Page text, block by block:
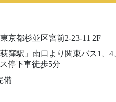
京都杉並区宮前2-23-11 2F
窪駅」南口より関東バス1、
停下車徒歩5分
備